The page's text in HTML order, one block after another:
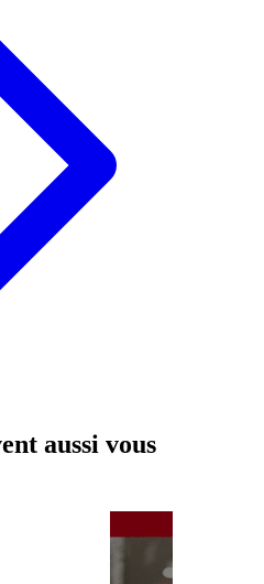
aussi vous